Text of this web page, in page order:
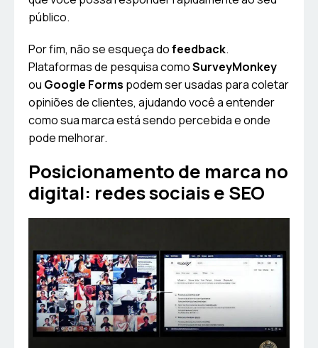
público.
Por fim, não se esqueça dofeedback.
Plataformas de pesquisa comoSurveyMonkey
ou Google Forms podem ser usadas para coletar
opiniões de clientes, ajudando você a entender
como sua marca está sendo percebida e onde
pode melhorar.
Posicionamento de marca no
digital: redes sociais e SEO